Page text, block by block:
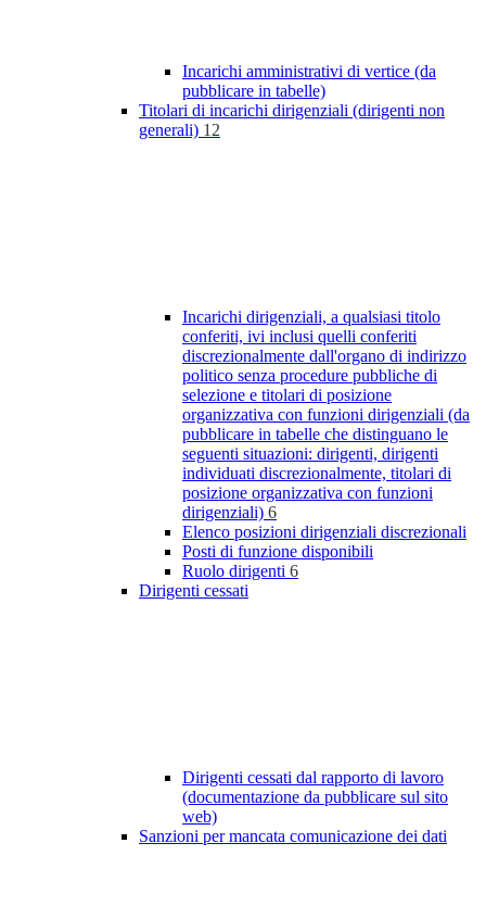
Incarichi amministrativi di vertice (da
pubblicare in tabelle)
Titolari di incarichi dirigenziali (dirigenti non
generali) 12
Incarichi dirigenziali, a qualsiasi titolo
conferiti, ivi inclusi quelli conferiti
discrezionalmente dall'organo di indirizzo
politico senza procedure pubbliche di
selezione e titolari di posizione
organizzativa con funzioni dirigenziali (da
pubblicare in tabelle che distinguano le
seguenti situazioni: dirigenti, dirigenti
individuati discrezionalmente, titolari di
posizione organizzativa con funzioni
dirigenziali) 6
Elenco posizioni dirigenziali discrezionali
Posti di funzione disponibili
Ruolo dirigenti 6
Dirigenti cessati
Dirigenti cessati dal rapporto di lavoro
(documentazione da pubblicare sul sito
web)
Sanzioni per mancata comunicazione dei dati